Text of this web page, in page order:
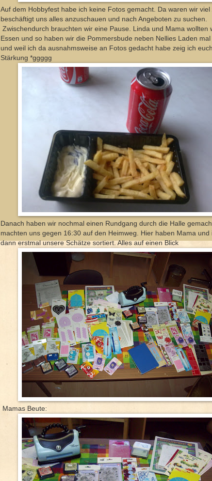
Auf dem Hobbyfest habe ich keine Fotos gemacht. Da waren wir viel
beschäftigt uns alles anzuschauen und nach Angeboten zu suchen.
Zwischendurch brauchten wir eine Pause. Linda und Mama wollten
Essen und so haben wir die Pommersbude neben Nellies Laden
und weil ich da ausnahmsweise an Fotos gedacht habe zeig ich
Stärkung *ggggg
Danach haben wir nochmal einen Rundgang durch die Halle
machten uns gegen 16:30 auf den Heimweg. Hier haben Mama und
dann erstmal unsere Schätze sortiert. Alles auf einen Blick
Mamas Beute: